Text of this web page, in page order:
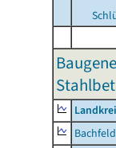
Bachfeld